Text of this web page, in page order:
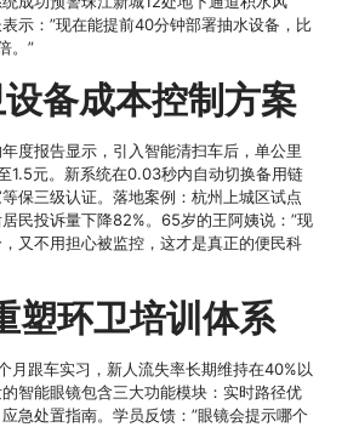
示：”现在能提前40分钟部署抽水设备，比
。”
备成本控制方案
度报告显示，引入智能清扫车后，单公里
1.5元。新系统在0.03秒内自动切换备用链
保三级认证。落地案例：杭州上城区试点
民投诉量下降82%。65岁的王阿姨说：”现
又不用担心被监控，这才是真正的便民科
塑环卫培训体系
月跟车实习，新人流失率长期维持在40%以
智能眼镜包含三大功能模块：实时路径优
急处置指南。学员反馈：”眼镜会提示哪个